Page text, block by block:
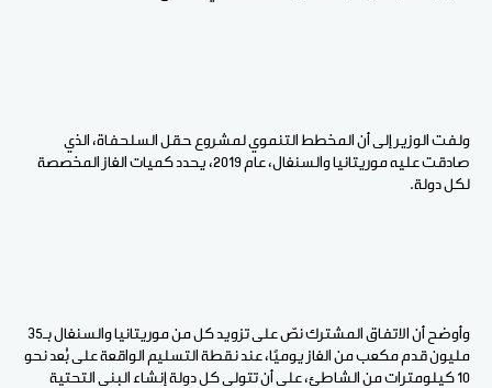
ولفت الوزير إلى أن المخطط التنموي لمشروع حقل السلحفاة، الذي
صادقت عليه موريتانيا والسنغال، عام 2019، يحدد كميات الغاز المخصصة
لكل دولة.
وأوضح أن الاتفاق المشترك نصّ على تزويد كل من موريتانيا والسنغال بـ35
مليون قدم مكعب من الغاز يوميًا، عند نقطة التسليم الواقعة على بُعد نحو
10 كيلومترات من الشاطئ، على أن تتولى كل دولة إنشاء البنى التحتية